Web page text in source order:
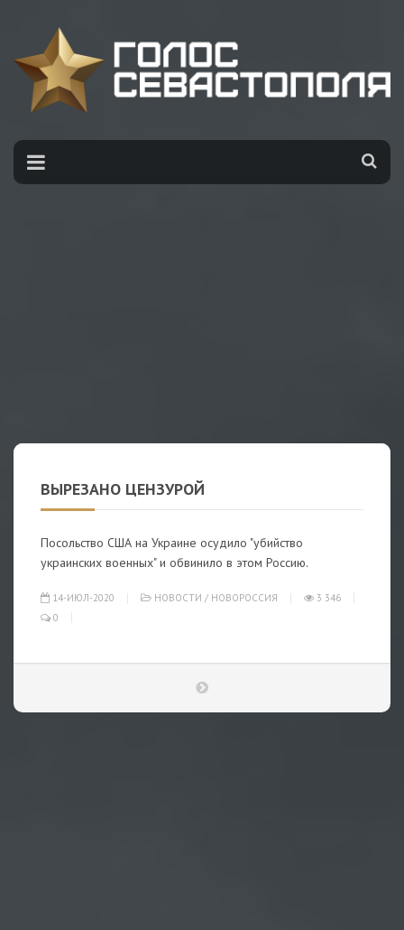
ВЫРЕЗАНО ЦЕНЗУРОЙ
Посольство США на Украине осудило "убийство
украинских военных" и обвинило в этом Россию.
14-ИЮЛ-2020 НОВОСТИ / НОВОРОССИЯ
3 346
0